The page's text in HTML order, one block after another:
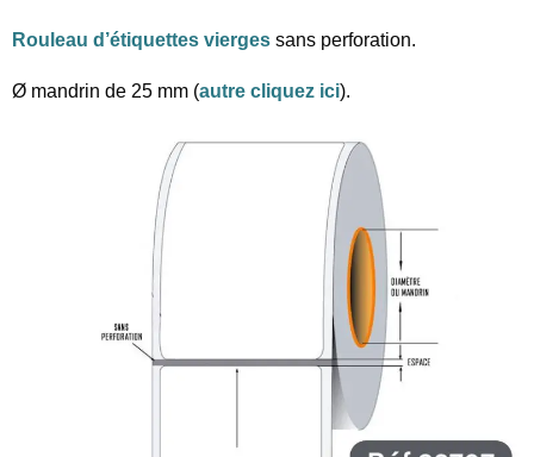
Rouleau d’étiquettes vierges sans perforation.
Ø mandrin de 25 mm (autre cliquez ici).